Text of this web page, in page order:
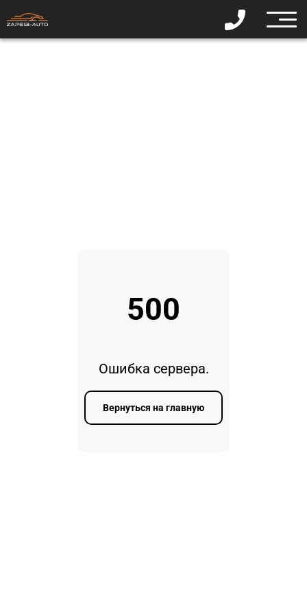
500
Ошибка сервера.
Вернуться на главную